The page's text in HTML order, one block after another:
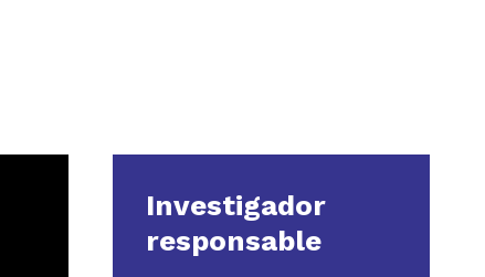
Investigador
responsable